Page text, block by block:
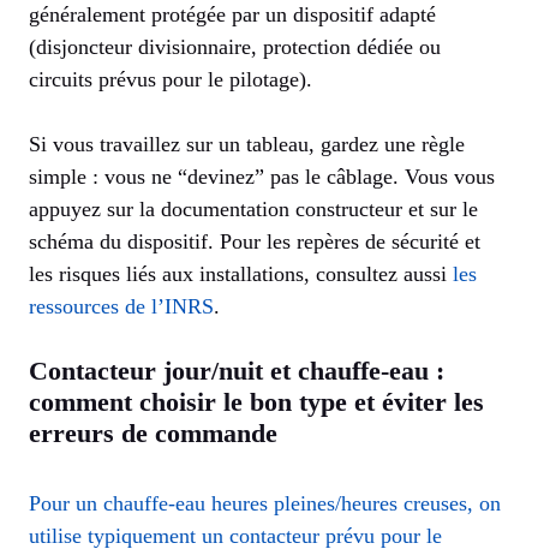
généralement protégée par un dispositif adapté
(disjoncteur divisionnaire, protection dédiée ou
circuits prévus pour le pilotage).
Si vous travaillez sur un tableau, gardez une règle
simple : vous ne “devinez” pas le câblage. Vous vous
appuyez sur la documentation constructeur et sur le
schéma du dispositif. Pour les repères de sécurité et
les risques liés aux installations, consultez aussi les
ressources de l’INRS.
Contacteur jour/nuit et chauffe-eau :
comment choisir le bon type et éviter les
erreurs de commande
Pour un chauffe-eau heures pleines/heures creuses, on
utilise typiquement un contacteur prévu pour le